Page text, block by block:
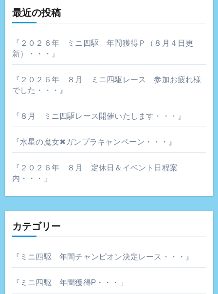
シ
ョ
ン
最近の投稿
『２０２６年 ミニ四駆 年間獲得Ｐ（８月４日更
新）・・・』
『２０２６年 ８月 ミニ四駆レース 参加お疲れ様
でした・・・』
『８月 ミニ四駆レース開催いたします・・・』
『水星の魔女✖ガンプラキャンペーン・・・』
『２０２６年 ８月 定休日＆イベント日程案
内・・・』
カテゴリー
『ミニ四駆 年間チャンピオン決定レース・・・』
『ミニ四駆 年間獲得P・・・」